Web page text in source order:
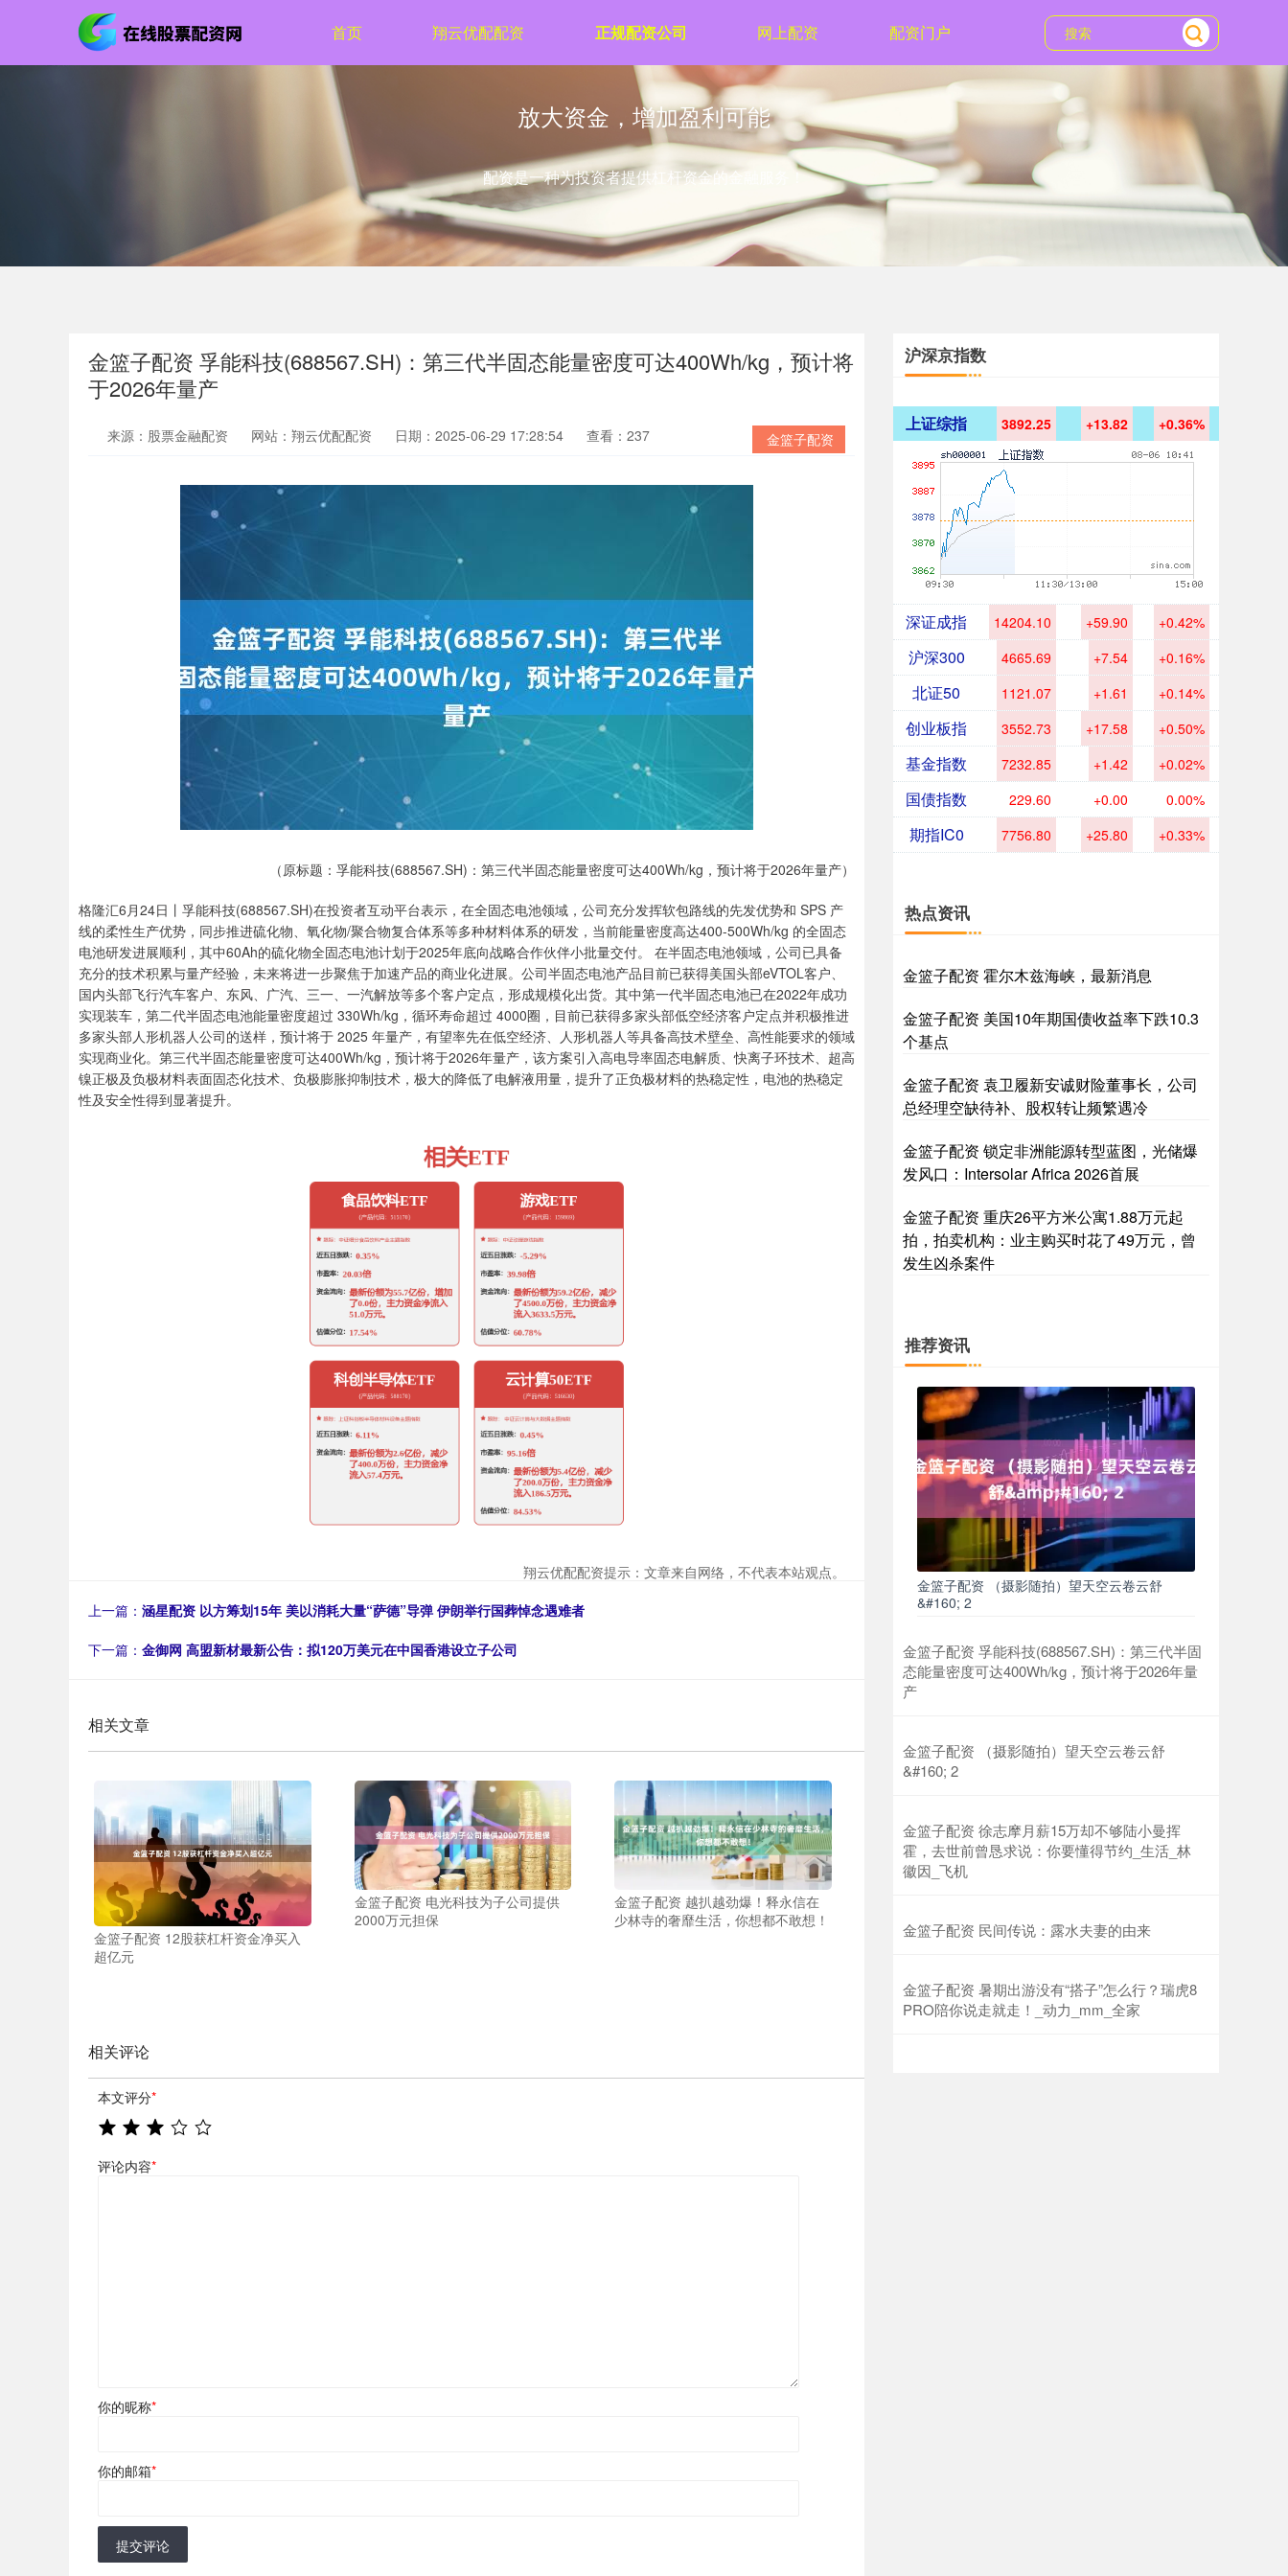
首页 翔云优配配资 正规配资公司 网上配资 配资门户
放大资金，增加盈利可能
配资是一种为投资者提供杠杆资金的金融服务！
金篮子配资 孚能科技(688567.SH)：第三代半固态能量密度可达400Wh/kg，预计将
于2026年量产
金篮子配资
来源：股票金融配资 网站：翔云优配配资 日期：2025-06-29 17:28:54 查看：237
（原标题：孚能科技(688567.SH)：第三代半固态能量密度可达400Wh/kg，预计将于2026年量产）
格隆汇6月24日丨孚能科技(688567.SH)在投资者互动平台表示，在全固态电池领域，公司充分发挥软包路线的先发优势和 SPS 产
线的柔性生产优势，同步推进硫化物、氧化物/聚合物复合体系等多种材料体系的研发，当前能量密度高达400-500Wh/kg 的全固态
电池研发进展顺利，其中60Ah的硫化物全固态电池计划于2025年底向战略合作伙伴小批量交付。 在半固态电池领域，公司已具备
充分的技术积累与量产经验，未来将进一步聚焦于加速产品的商业化进展。公司半固态电池产品目前已获得美国头部eVTOL客户、
国内头部飞行汽车客户、东风、广汽、三一、一汽解放等多个客户定点，形成规模化出货。其中第一代半固态电池已在2022年成功
实现装车，第二代半固态电池能量密度超过 330Wh/kg，循环寿命超过 4000圈，目前已获得多家头部低空经济客户定点并积极推进
多家头部人形机器人公司的送样，预计将于 2025 年量产，有望率先在低空经济、人形机器人等具备高技术壁垒、高性能要求的领域
实现商业化。第三代半固态能量密度可达400Wh/kg，预计将于2026年量产，该方案引入高电导率固态电解质、快离子环技术、超高
镍正极及负极材料表面固态化技术、负极膨胀抑制技术，极大的降低了电解液用量，提升了正负极材料的热稳定性，电池的热稳定
性及安全性得到显著提升。
翔云优配配资提示：文章来自网络，不代表本站观点。
上一篇： 涵星配资 以方筹划15年 美以消耗大量“萨德”导弹 伊朗举行国葬悼念遇难者
下一篇： 金御网 高盟新材最新公告：拟120万美元在中国香港设立子公司
相关文章
金篮子配资 12股获杠杆资金净买入
超亿元
金篮子配资 电光科技为子公司提供
2000万元担保
金篮子配资 越扒越劲爆！释永信在
少林寺的奢靡生活，你想都不敢想！
相关评论
本文评分*
评论内容*
你的昵称*
你的邮箱*
提交评论
沪深京指数
上证综指 3892.25 +13.82 +0.36%
深证成指 14204.10 +59.90 +0.42%
沪深300 4665.69 +7.54 +0.16%
北证50 1121.07 +1.61 +0.14%
创业板指 3552.73 +17.58 +0.50%
基金指数 7232.85 +1.42 +0.02%
国债指数 229.60 +0.00 0.00%
期指IC0 7756.80 +25.80 +0.33%
热点资讯
金篮子配资 霍尔木兹海峡，最新消息
金篮子配资 美国10年期国债收益率下跌10.3
个基点
金篮子配资 袁卫履新安诚财险董事长，公司
总经理空缺待补、股权转让频繁遇冷
金篮子配资 锁定非洲能源转型蓝图，光储爆
发风口：Intersolar Africa 2026首展
金篮子配资 重庆26平方米公寓1.88万元起
拍，拍卖机构：业主购买时花了49万元，曾
发生凶杀案件
推荐资讯
金篮子配资 （摄影随拍）望天空云卷云舒
&#160; 2
金篮子配资 孚能科技(688567.SH)：第三代半固
态能量密度可达400Wh/kg，预计将于2026年量
产
金篮子配资 （摄影随拍）望天空云卷云舒
&#160; 2
金篮子配资 徐志摩月薪15万却不够陆小曼挥
霍，去世前曾恳求说：你要懂得节约_生活_林
徽因_飞机
金篮子配资 民间传说：露水夫妻的由来
金篮子配资 暑期出游没有“搭子”怎么行？瑞虎8
PRO陪你说走就走！_动力_mm_全家